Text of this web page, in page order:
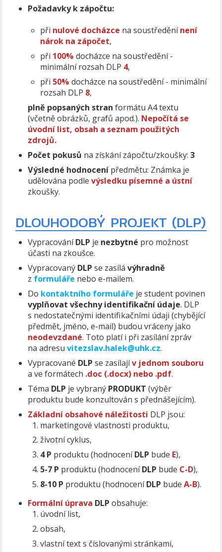
Požadavky k zápočtu:
při nulové docházce na soustředěnínení
nárok na zápočet,
při 100% docházce na soustředění -
minimální rozsah DLP 4,
při 50% docházce na soustředění - minimální
rozsah DLP 8,
plně popsaných stran formátu A4 textu
(včetně obrázků, grafů apod.). Nepočítá se
úvodní list, obsah a seznam použitých
zdrojů.
Počet pokusů na získání zápočtu/zkoušky: 3
Výsledné hodnocenípředmětu: Známka je
udělována podle výsledku písemné a ústní
zkoušky.
DLOUHODOBÝ PROJEKT (DLP)
VypracováníDLP je nezbytné pro možnost
účasti na zkoušce.
Vypracovaný DLP se zasílá výhradně
z formuláře nebo e-mailem.
Do kontaktního formuláře je student povinen
vyplňovat všechny identifikační údaje. DLP
s nedostatečnými identifikačními údaji (chybějící
předmět, jméno, e-mail) budou vráceny jako
neodevzdané. Toto platí i při zasílání zpráv
na adresu vitezslav.halek@uhk.cz.
Vypracované DLP se zasílajív jednom souboru
a ve formátech .doc (.docx) nebo .pdf.
Téma DLP je vybraný PRODUKT (výběr
produktu bude konzultován s přednášejícím).
Základní obsahové náležitosti DLP jsou:
marketingové vlastnosti produktu,
životní cyklus,
4 P produktu (hodnoceníDLP bude E),
5-7 P produktu (hodnoceníDLP bude C-D),
8-10 P produktu (hodnoceníDLP bude A-B).
Formální úprava DLP obsahuje:
úvodní list,
obsah,
vlastní text s číslovanými stránkami,